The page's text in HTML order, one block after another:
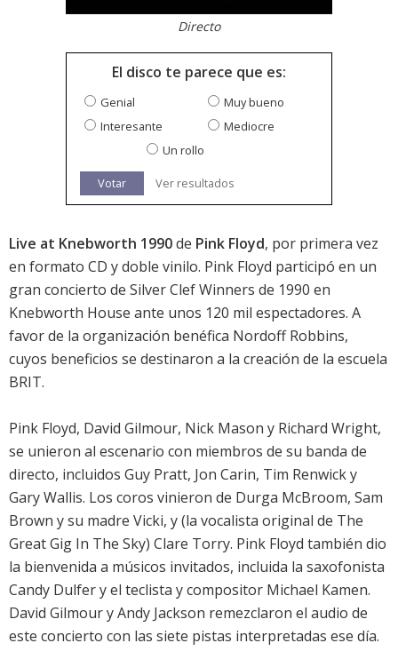
Directo
El disco te parece que es:
Genial
Muy bueno
Interesante
Mediocre
Un rollo
Votar Ver resultados
Live at Knebworth 1990de Pink Floyd, por primera vez
en formato CD y doble vinilo. Pink Floyd participó en un
gran concierto de Silver Clef Winners de 1990 en
Knebworth House ante unos 120 mil espectadores. A
favor de la organización benéfica Nordoff Robbins,
cuyos beneficios se destinaron a la creación de la escuela
BRIT.
Pink Floyd, David Gilmour, Nick Mason y Richard Wright,
se unieron al escenario con miembros de su banda de
directo, incluidos Guy Pratt, Jon Carin, Tim Renwick y
Gary Wallis. Los coros vinieron de Durga McBroom, Sam
Brown y su madre Vicki, y (la vocalista original de The
Great Gig In The Sky) Clare Torry. Pink Floyd también dio
la bienvenida a músicos invitados, incluida la saxofonista
Candy Dulfer y el teclista y compositor Michael Kamen.
David Gilmour y Andy Jackson remezclaron el audio de
este concierto con las siete pistas interpretadas ese día.